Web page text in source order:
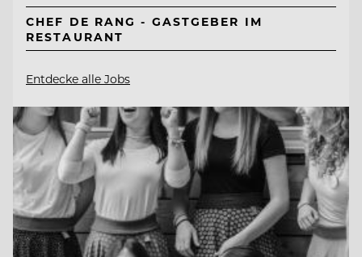
CHEF DE RANG - GASTGEBER IM
RESTAURANT
Entdecke alle Jobs